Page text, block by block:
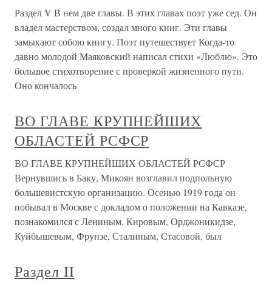
Раздел V В нем две главы. В этих главах поэт уже сед. Он
владел мастерством, создал много книг. Эти главы
замыкают собою книгу. Поэт путешествует Когда-то
давно молодой Маяковский написал стихи «Люблю». Это
большое стихотворение с проверкой жизненного пути.
Оно кончалось
ВО ГЛАВЕ КРУПНЕЙШИХ
ОБЛАСТЕЙ РСФСР
ВО ГЛАВЕ КРУПНЕЙШИХ ОБЛАСТЕЙ РСФСР
Вернувшись в Баку, Микоян возглавил подпольную
большевистскую организацию. Осенью 1919 года он
побывал в Москве с докладом о положении на Кавказе,
познакомился с Лениным, Кировым, Орджоникидзе,
Куйбышевым, Фрунзе, Сталиным, Стасовой, был
Раздел II